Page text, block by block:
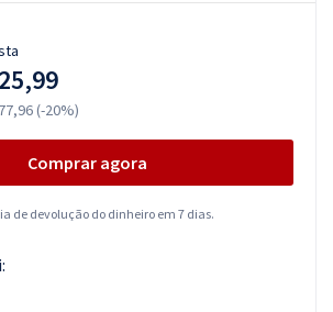
(-20%)
Comprar agora
de devolução do dinheiro em 7 dias.